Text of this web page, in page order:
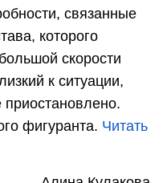
связанные
которого
скорости
к ситуации,
приостановлено.
фигуранта. Читать